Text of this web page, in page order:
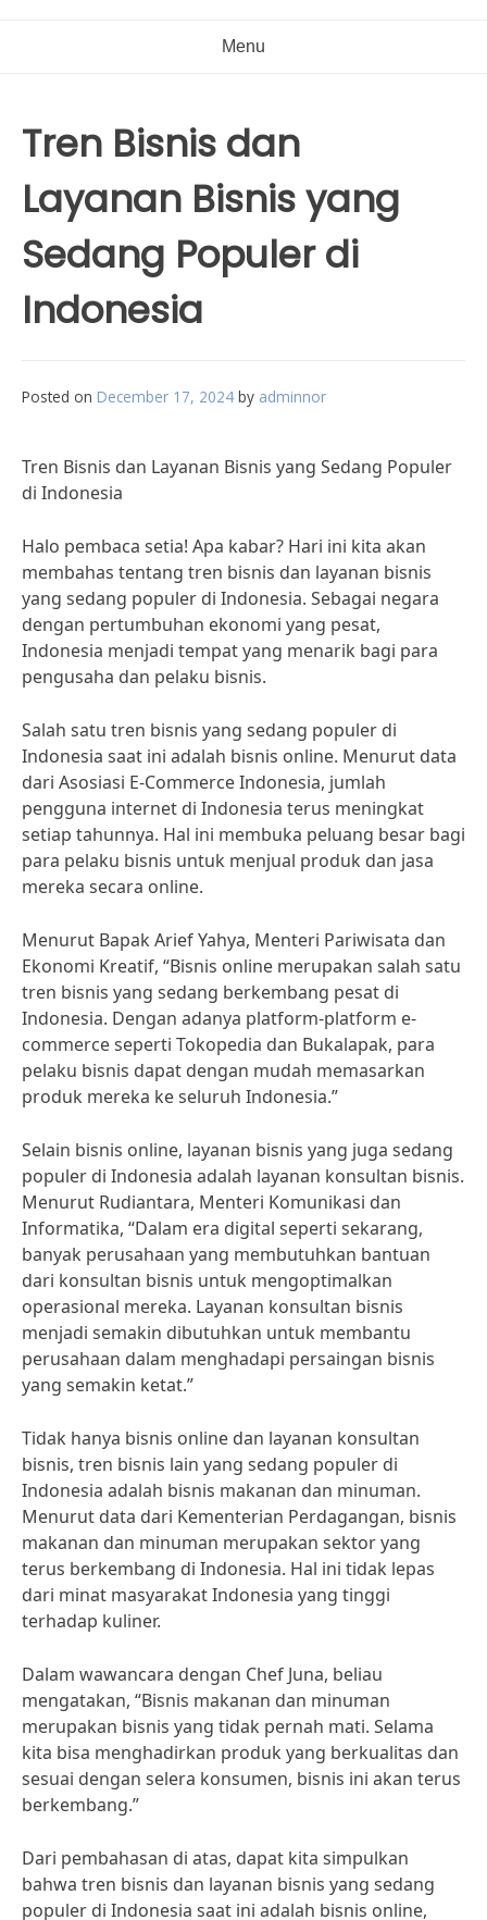
Menu
Tren Bisnis dan
Layanan Bisnis yang
Sedang Populer di
Indonesia
Posted on December 17, 2024 by adminnor
Tren Bisnis dan Layanan Bisnis yang Sedang Populer
di Indonesia
Halo pembaca setia! Apa kabar? Hari ini kita akan
membahas tentang tren bisnis dan layanan bisnis
yang sedang populer di Indonesia. Sebagai negara
dengan pertumbuhan ekonomi yang pesat,
Indonesia menjadi tempat yang menarik bagi para
pengusaha dan pelaku bisnis.
Salah satu tren bisnis yang sedang populer di
Indonesia saat ini adalah bisnis online. Menurut data
dari Asosiasi E-Commerce Indonesia, jumlah
pengguna internet di Indonesia terus meningkat
setiap tahunnya. Hal ini membuka peluang besar bagi
para pelaku bisnis untuk menjual produk dan jasa
mereka secara online.
Menurut Bapak Arief Yahya, Menteri Pariwisata dan
Ekonomi Kreatif, “Bisnis online merupakan salah satu
tren bisnis yang sedang berkembang pesat di
Indonesia. Dengan adanya platform-platform e-
commerce seperti Tokopedia dan Bukalapak, para
pelaku bisnis dapat dengan mudah memasarkan
produk mereka ke seluruh Indonesia.”
Selain bisnis online, layanan bisnis yang juga sedang
populer di Indonesia adalah layanan konsultan bisnis.
Menurut Rudiantara, Menteri Komunikasi dan
Informatika, “Dalam era digital seperti sekarang,
banyak perusahaan yang membutuhkan bantuan
dari konsultan bisnis untuk mengoptimalkan
operasional mereka. Layanan konsultan bisnis
menjadi semakin dibutuhkan untuk membantu
perusahaan dalam menghadapi persaingan bisnis
yang semakin ketat.”
Tidak hanya bisnis online dan layanan konsultan
bisnis, tren bisnis lain yang sedang populer di
Indonesia adalah bisnis makanan dan minuman.
Menurut data dari Kementerian Perdagangan, bisnis
makanan dan minuman merupakan sektor yang
terus berkembang di Indonesia. Hal ini tidak lepas
dari minat masyarakat Indonesia yang tinggi
terhadap kuliner.
Dalam wawancara dengan Chef Juna, beliau
mengatakan, “Bisnis makanan dan minuman
merupakan bisnis yang tidak pernah mati. Selama
kita bisa menghadirkan produk yang berkualitas dan
sesuai dengan selera konsumen, bisnis ini akan terus
berkembang.”
Dari pembahasan di atas, dapat kita simpulkan
bahwa tren bisnis dan layanan bisnis yang sedang
populer di Indonesia saat ini adalah bisnis online,